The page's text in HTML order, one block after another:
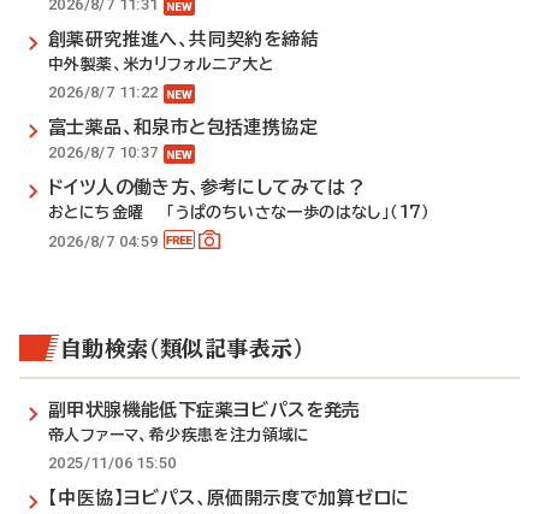
2026/8/7 11:31
創薬研究推進へ、共同契約を締結
中外製薬、米カリフォルニア大と
2026/8/7 11:22
富士薬品、和泉市と包括連携協定
2026/8/7 10:37
ドイツ人の働き方、参考にしてみては？
おとにち金曜 「うぱのちいさな一歩のはなし」（17）
2026/8/7 04:59
自動検索（類似記事表示）
副甲状腺機能低下症薬ヨビパスを発売
帝人ファーマ、希少疾患を注力領域に
2025/11/06 15:50
【中医協】ヨビパス、原価開示度で加算ゼロに